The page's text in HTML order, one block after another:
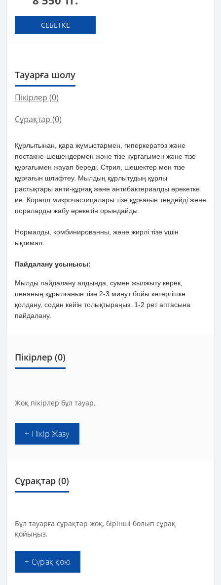
СЕБЕТКЕ
Тауарға шолу
Пікірлер (0)
Сұрақтар (0)
Құрлытынан, қара жұмыстармен, гиперкератоз және
постакне-шешендермен және тізе құрғағымен және тізе
құрғағымен жауап береді. Стрия, шешектер мен тізе
құрғағын шлифтеу. Мылдың құрлытудың құрлы
растықтары анти-құрғақ және антибактериалды әрекетке
ие. Коралл микрочастицалары тізе құрғағын теңдейді және
пораларды жабу әрекетін орындайды.
Нормалды, комбинированны, және жирлі тізе үшін
ықтимал.
Пайдалану ұсынысы:
Мылды пайдалану алдында, сумен жылжыту керек,
пеняның құрылғанын тізе 2-3 минут бойы көтергішке
қолдану, содан кейін толықтыраңыз. 1-2 рет аптасына
пайдалану.
Пікірлер (0)
Жоқ пікірлер бұл тауар.
+ Пікір Жазу
Сұрақтар (0)
Бұл тауарға сұрақтар жоқ, бірінші болып сұрақ
қойыңыз.
+ Сұрақ қою